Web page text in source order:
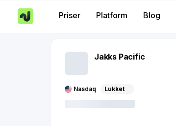
Priser Platform Blog
Jakks Pacific
Nasdaq Lukket